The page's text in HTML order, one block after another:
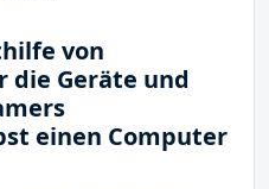
von
Geräte und
einen Computer